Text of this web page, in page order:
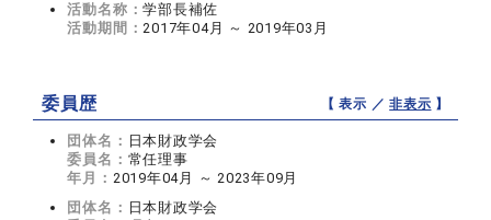
活動名称：学部長補佐
活動期間：2017年04月 ～ 2019年03月
委員歴 【 表示 ／非表示 】
団体名： 日本財政学会
委員名： 常任理事
年月： 2019年04月 ～ 2023年09月
団体名： 日本財政学会